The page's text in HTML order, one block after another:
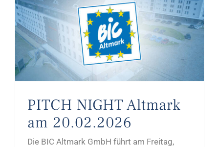
PITCH NIGHT Altmark
am 20.02.2026
Die BIC Altmark GmbH führt am Freitag,